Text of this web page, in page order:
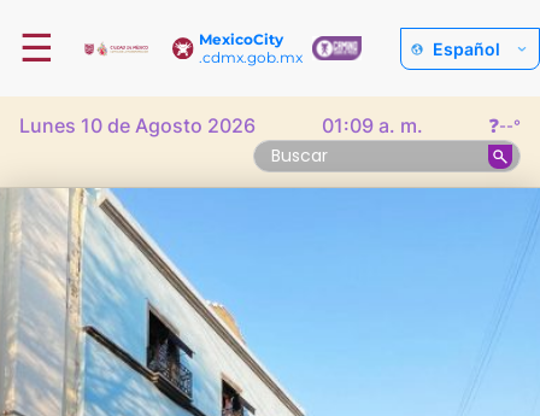
MexicoCity
.cdmx.gob.mx
☰ Español
Lunes 10 de Agosto 2026 01:09 a. m. ❓--°